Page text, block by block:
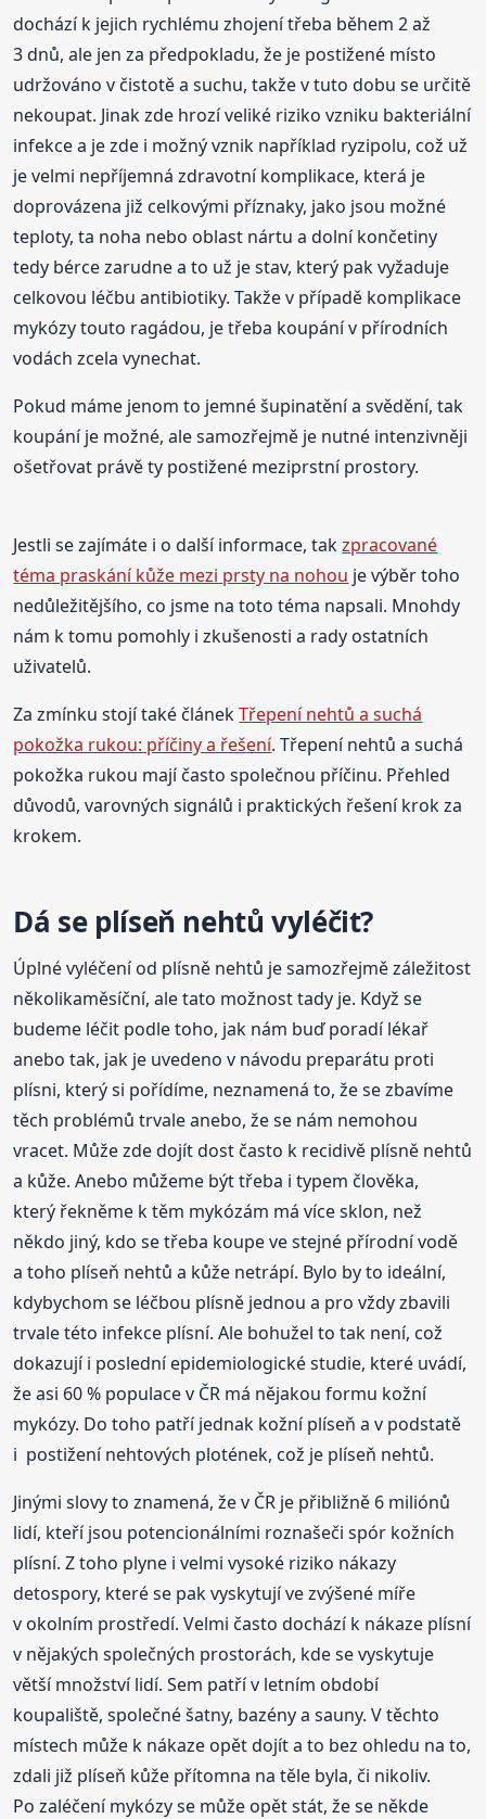
dochází k jejich rychlému zhojení třeba během 2 až
3 dnů, ale jen za předpokladu, že je postižené místo
udržováno v čistotě a suchu, takže v tuto dobu se určitě
nekoupat. Jinak zde hrozí veliké riziko vzniku bakteriální
infekce a je zde i možný vznik například ryzipolu, což už
je velmi nepříjemná zdravotní komplikace, která je
doprovázena již celkovými příznaky, jako jsou možné
teploty, ta noha nebo oblast nártu a dolní končetiny
tedy bérce zarudne a to už je stav, který pak vyžaduje
celkovou léčbu antibiotiky. Takže v případě komplikace
mykózy touto ragádou, je třeba koupání v přírodních
vodách zcela vynechat.
Pokud máme jenom to jemné šupinatění a svědění, tak
koupání je možné, ale samozřejmě je nutné intenzivněji
ošetřovat právě ty postižené meziprstní prostory.
Jestli se zajímáte i o další informace, takzpracované
téma praskání kůže mezi prsty na nohou je výběr toho
nedůležitějšího, co jsme na toto téma napsali. Mnohdy
nám k tomu pomohly i zkušenosti a rady ostatních
uživatelů.
Za zmínku stojí také článekTřepení nehtů a suchá
pokožka rukou: příčiny a řešení. Třepení nehtů a suchá
pokožka rukou mají často společnou příčinu. Přehled
důvodů, varovných signálů i praktických řešení krok za
krokem.
Dá se plíseň nehtů vyléčit?
Úplné vyléčení od plísně nehtů je samozřejmě záležitost
několikaměsíční, ale tato možnost tady je. Když se
budeme léčit podle toho, jak nám buď poradí lékař
anebo tak, jak je uvedeno v návodu preparátu proti
plísni, který si pořídíme, neznamená to, že se zbavíme
těch problémů trvale anebo, že se nám nemohou
vracet. Může zde dojít dost často k recidivě plísně nehtů
a kůže. Anebo můžeme být třeba i typem člověka,
který řekněme k těm mykózám má více sklon, než
někdo jiný, kdo se třeba koupe ve stejné přírodní vodě
a toho plíseň nehtů a kůže netrápí. Bylo by to ideální,
kdybychom se léčbou plísně jednou a pro vždy zbavili
trvale této infekce plísní. Ale bohužel to tak není, což
dokazují i poslední epidemiologické studie, které uvádí,
že asi 60 % populace v ČR má nějakou formu kožní
mykózy. Do toho patří jednak kožní plíseň a v podstatě
i postižení nehtových plotének, což je plíseň nehtů.
Jinými slovy to znamená, že v ČR je přibližně 6 miliónů
lidí, kteří jsou potencionálními roznašeči spór kožních
plísní. Z toho plyne i velmi vysoké riziko nákazy
detospory, které se pak vyskytují ve zvýšené míře
v okolním prostředí. Velmi často dochází k nákaze plísní
v nějakých společných prostorách, kde se vyskytuje
větší množství lidí. Sem patří v letním období
koupaliště, společné šatny, bazény a sauny. V těchto
místech může k nákaze opět dojít a to bez ohledu na to,
zdali již plíseň kůže přítomna na těle byla, či nikoliv.
Po zaléčení mykózy se může opět stát, že se někde